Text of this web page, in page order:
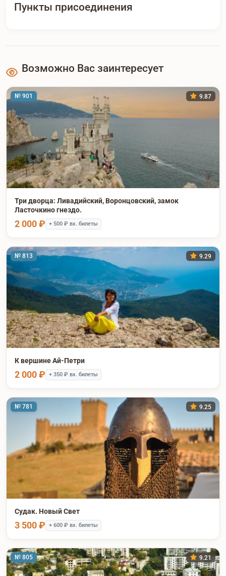
Пункты присоединения
Возможно Вас заинтересует
№ 901 9.87
Три дворца: Ливадийский, Воронцовский, замок
Ласточкино гнездо.
2 000 ₽ + 500 ₽ вх. билеты
№ 813 9.29
К вершине Ай-Петри
2 000 ₽ + 350 ₽ вх. билеты
№ 781 9.25
Судак. Новый Свет
3 500 ₽ + 600 ₽ вх. билеты
№ 805 9.21